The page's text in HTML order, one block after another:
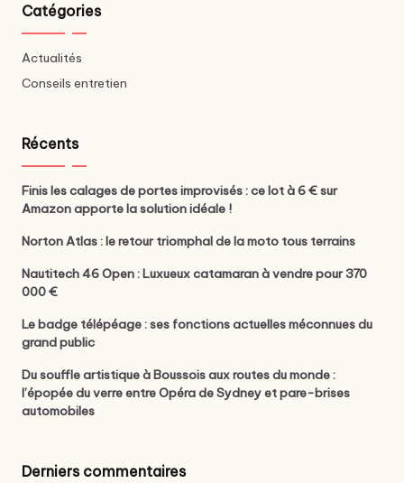
Catégories
Actualités
Conseils entretien
Récents
Finis les calages de portes improvisés : ce lot à 6 € sur
Amazon apporte la solution idéale !
Norton Atlas : le retour triomphal de la moto tous terrains
Nautitech 46 Open : Luxueux catamaran à vendre pour 370
000 €
Le badge télépéage : ses fonctions actuelles méconnues du
grand public
Du souffle artistique à Boussois aux routes du monde :
l’épopée du verre entre Opéra de Sydney et pare-brises
automobiles
Derniers commentaires